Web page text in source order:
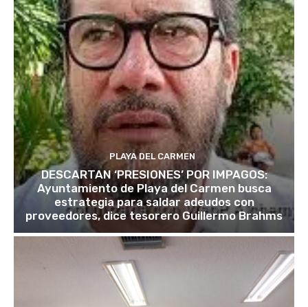
PLAYA DEL CARMEN
DESCARTAN ‘PRESIONES’ POR IMPAGOS:
Ayuntamiento de Playa del Carmen busca
estrategia para saldar adeudos con
proveedores, dice tesorero Guillermo Brahms